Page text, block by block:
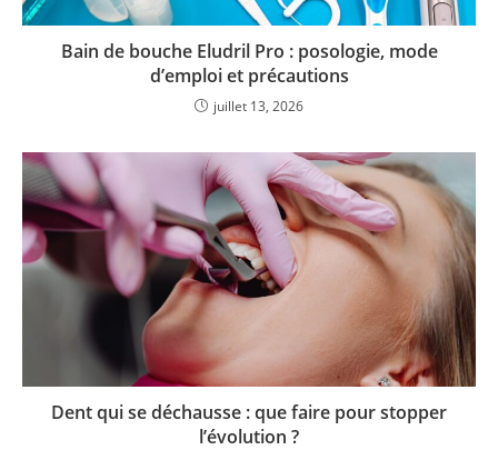
Bain de bouche Eludril Pro : posologie, mode
d’emploi et précautions
juillet 13, 2026
Dent qui se déchausse : que faire pour stopper
l’évolution ?